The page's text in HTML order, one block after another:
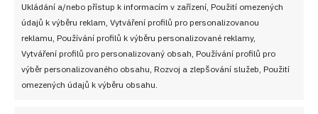
Ukládání a/nebo přístup k informacím v zařízení, Použití omezených
údajů k výběru reklam, Vytváření profilů pro personalizovanou
reklamu, Používání profilů k výběru personalizované reklamy,
Vytváření profilů pro personalizovaný obsah, Používání profilů pro
výběr personalizovaného obsahu, Rozvoj a zlepšování služeb, Použití
omezených údajů k výběru obsahu.
recept Taká obyčajná žienka domáca
Nejlepší koláče, buchty a zákusky z kuchyně
Přidejte se doVIP skupinyNejlepší Zákusky!